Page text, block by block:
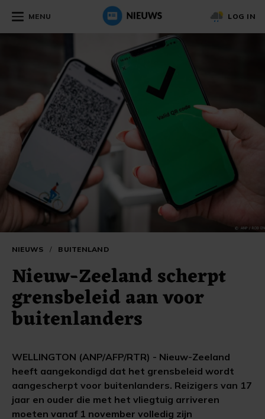
MENU LOG IN
NIEUWS / BUITENLAND
Nieuw-Zeeland scherpt
grensbeleid aan voor
buitenlanders
WELLINGTON (ANP/AFP/RTR) - Nieuw-Zeeland
heeft aangekondigd dat het grensbeleid wordt
aangescherpt voor buitenlanders. Reizigers van 17
jaar en ouder die met het vliegtuig arriveren
moeten vanaf 1 november volledig zijn